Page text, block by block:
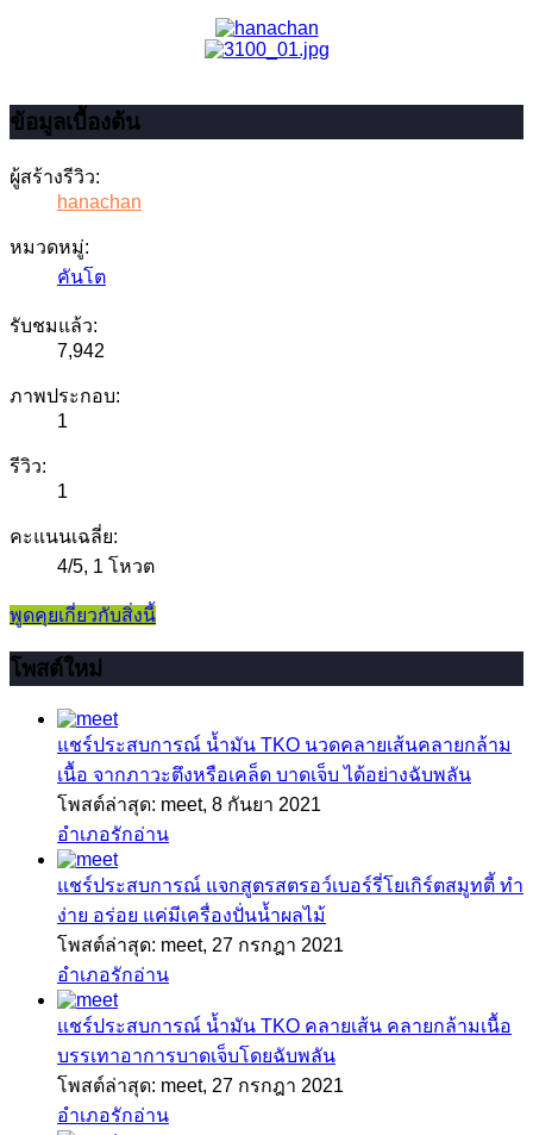
ข้อมูลเบื้องต้น
ผู้สร้างรีวิว:
hanachan
หมวดหมู่:
คันโต
รับชมแล้ว:
7,942
ภาพประกอบ:
1
รีวิว:
1
คะแนนเฉลี่ย:
4/5, 1 โหวต
พูดคุยเกี่ยวกับสิ่งนี้
โพสต์ใหม่
แชร์ประสบการณ์ น้ำมัน TKO นวดคลายเส้นคลายกล้าม
เนื้อ จากภาวะตึงหรือเคล็ด บาดเจ็บ ได้อย่างฉับพลัน
โพสต์ล่าสุด: meet, 8 กันยา 2021
อำเภอรักอ่าน
แชร์ประสบการณ์ แจกสูตรสตรอว์เบอร์รี่โยเกิร์ตสมูทตี้ ทำ
ง่าย อร่อย แค่มีเครื่องปั่นน้ำผลไม้
โพสต์ล่าสุด: meet, 27 กรกฎา 2021
อำเภอรักอ่าน
แชร์ประสบการณ์ น้ำมัน TKO คลายเส้น คลายกล้ามเนื้อ
บรรเทาอาการบาดเจ็บโดยฉับพลัน
โพสต์ล่าสุด: meet, 27 กรกฎา 2021
อำเภอรักอ่าน